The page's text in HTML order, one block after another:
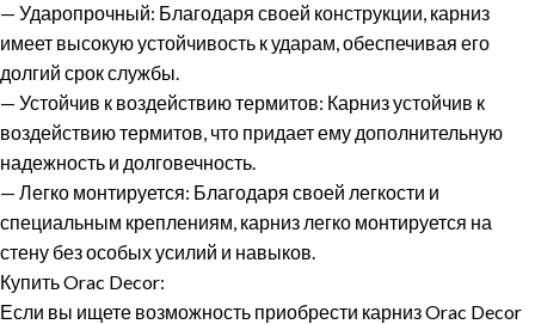
— Ударопрочный: Благодаря своей конструкции, карниз
имеет высокую устойчивость к ударам, обеспечивая его
долгий срок службы.
— Устойчив к воздействию термитов: Карниз устойчив к
воздействию термитов, что придает ему дополнительную
надежность и долговечность.
— Легко монтируется: Благодаря своей легкости и
специальным креплениям, карниз легко монтируется на
стену без особых усилий и навыков.
Купить Orac Decor:
Если вы ищете возможность приобрести карниз Orac Decor